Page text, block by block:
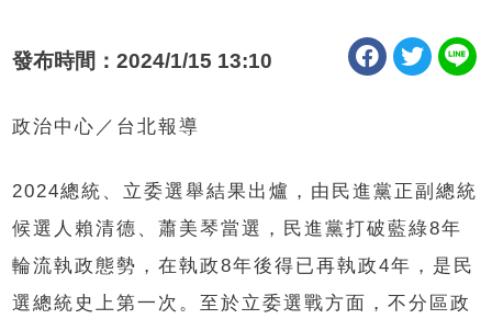
發布時間：2024/1/15 13:10
政治中心／台北報導
2024總統、立委選舉結果出爐，由民進黨正副總統
候選人賴清德、蕭美琴當選，民進黨打破藍綠8年
輪流執政態勢，在執政8年後得已再執政4年，是民
選總統史上第一次。至於立委選戰方面，不分區政